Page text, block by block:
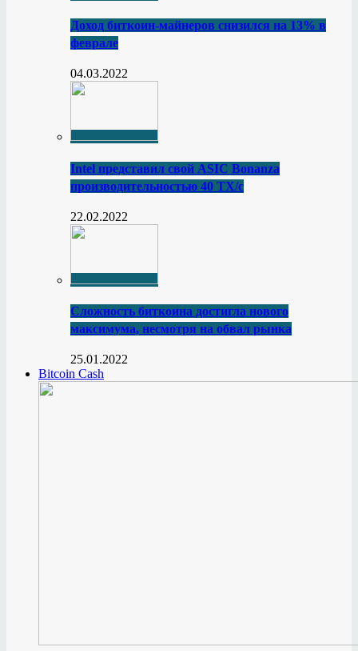
Доход биткоин-майнеров снизился на 13% в
феврале
04.03.2022
Intel представил свой ASIC Bonanza
производительностью 40 ТХ/с
22.02.2022
Сложность биткоина достигла нового
максимума, несмотря на обвал рынка
25.01.2022
Bitcoin Cash